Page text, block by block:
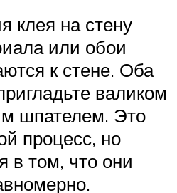
клея на стену
или обои
к стене. Оба
валиком
шпателем. Это
процесс, но
в том, что они